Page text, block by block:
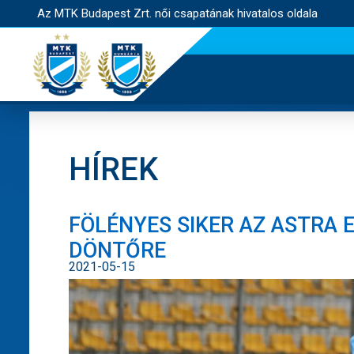
Az MTK Budapest Zrt. női csapatának hivatalos oldala
HÍREK
FÖLÉNYES SIKER AZ ASTRA
DÖNTŐRE
2021-05-15